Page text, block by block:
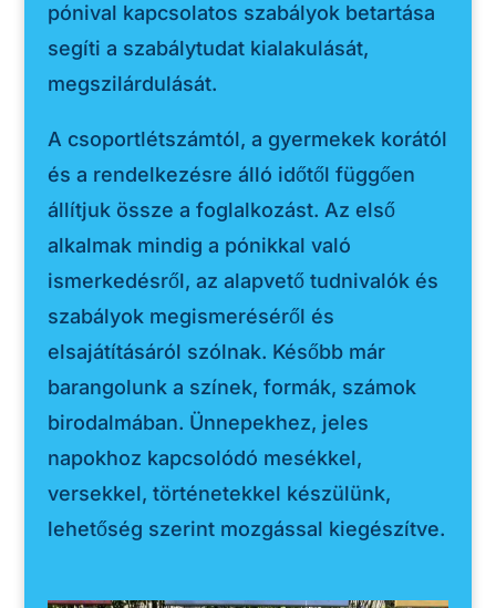
pónival kapcsolatos szabályok betartása
segíti a szabálytudat kialakulását,
megszilárdulását.
A csoportlétszámtól, a gyermekek korától
és a rendelkezésre álló időtől függően
állítjuk össze a foglalkozást. Az első
alkalmak mindig a pónikkal való
ismerkedésről, az alapvető tudnivalók és
szabályok megismeréséről és
elsajátításáról szólnak. Később már
barangolunk a színek, formák, számok
birodalmában. Ünnepekhez, jeles
napokhoz kapcsolódó mesékkel,
versekkel, történetekkel készülünk,
lehetőség szerint mozgással kiegészítve.